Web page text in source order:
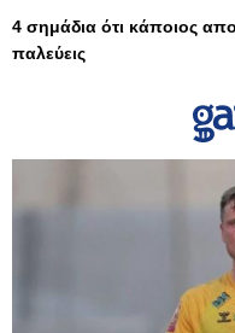
4 σημάδια ότι κάποιος
παλεύεις